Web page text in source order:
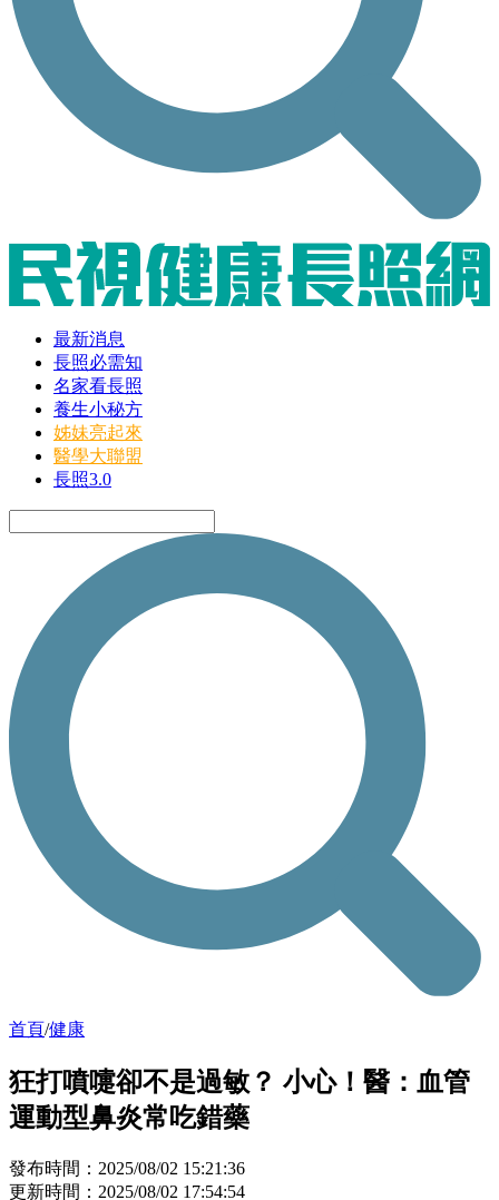
最新消息
長照必需知
名家看長照
養生小秘方
姊妹亮起來
醫學大聯盟
長照3.0
首頁/健康
狂打噴嚏卻不是過敏？ 小心！醫：血管
運動型鼻炎常吃錯藥
發布時間：2025/08/02 15:21:36
更新時間：2025/08/02 17:54:54